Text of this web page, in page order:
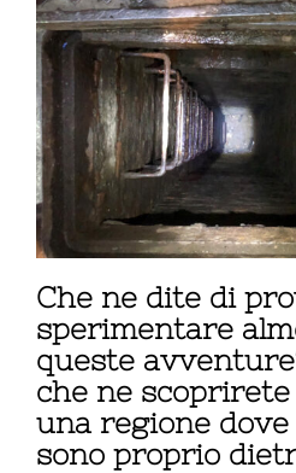
Che ne dite di
sperimentare
queste
che ne
una regione
sono proprio